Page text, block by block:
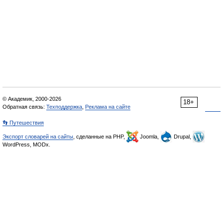
18+
© Академик, 2000-2026
Обратная связь: Техподдержка Реклама на сайте
👣 Путешествия
Экспорт словарей на сайты , сделанные на PHP, Joomla,
Drupal,
WordPress, MODx.